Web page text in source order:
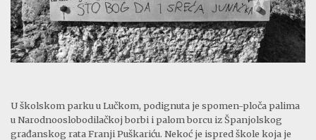
U školskom parku u Lučkom, podignuta je spomen-ploča palima
u Narodnooslobodilačkoj borbi i palom borcu iz Španjolskog
građanskog rata Franji Puškariću. Nekoć je ispred škole koja je